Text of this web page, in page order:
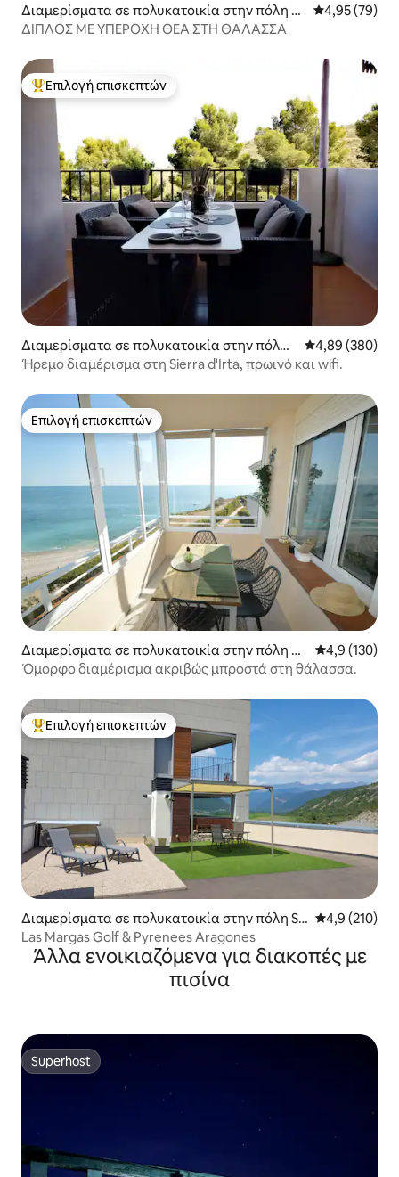
Διαμερίσματα σε πολυκατοικία στην πόλη P
eñíscola
Μέση
4,95 (79)
ΔΙΠΛΟΣ ΜΕ ΥΠΕΡΟΧΗ ΘΕΑ ΣΤΗ ΘΑΛΑΣΣΑ
Κορυφαία επιλογή επισκεπτών
Επιλογή επισκεπτών
Διαμερίσματα σε πολυκατοικία στην πόλη
Peñíscola
Μέση
4,89 (380)
Ήρεμο διαμέρισμα στη Sierra d'Irta, πρωινό και wifi.
Επιλογή επισκεπτών
Επιλογή επισκεπτών
Διαμερίσματα σε πολυκατοικία στην πόλη Vi
naròs
Μέση
4,9 (130)
Όμορφο διαμέρισμα ακριβώς μπροστά στη θάλασσα.
Κορυφαία επιλογή επισκεπτών
Επιλογή επισκεπτών
Διαμερίσματα σε πολυκατοικία στην πόλη Sa
biñánigo
Μέση
4,9 (210)
Las Margas Golf & Pyrenees Aragones
Άλλα ενοικιαζόμενα για διακοπές με
πισίνα
Superhost
Superhost